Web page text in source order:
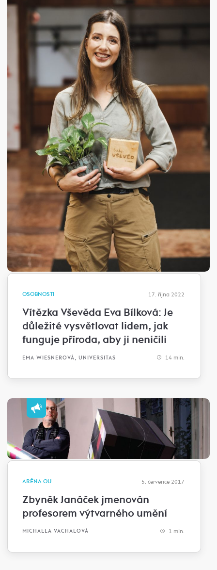
OSOBNOSTI 17. října 2022
Vítězka Vševěda Eva Bílková: Je
důležité vysvětlovat lidem, jak
funguje příroda, aby ji neničili
EMA WIESNEROVÁ, UNIVERSITAS 14 min.
ARÉNA OU 5. července 2017
Zbyněk Janáček jmenován
profesorem výtvarného umění
MICHAELA VACHALOVÁ 1 min.